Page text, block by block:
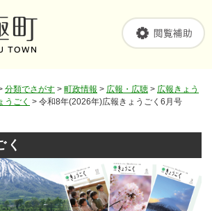
分類でさがす > 町政情報 > 広報・広聴 > 広報きょう
うごく > 令和8年(2026年)広報きょうごく6月号
く